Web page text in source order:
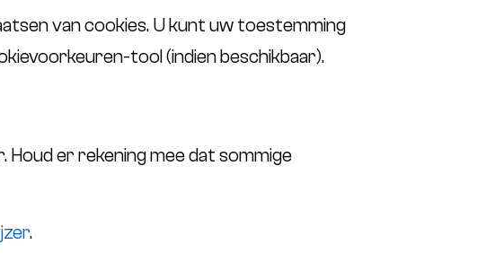
van cookies. U kunt uw toestemming
tool (indien beschikbaar).
er rekening mee dat sommige
.